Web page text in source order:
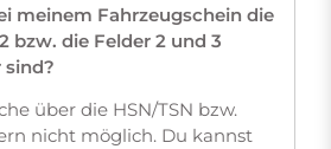
meinem Fahrzeugschein die
bzw. die Felder 2 und 3
sind?
über die HSN/TSN bzw.
nicht möglich. Du kannst